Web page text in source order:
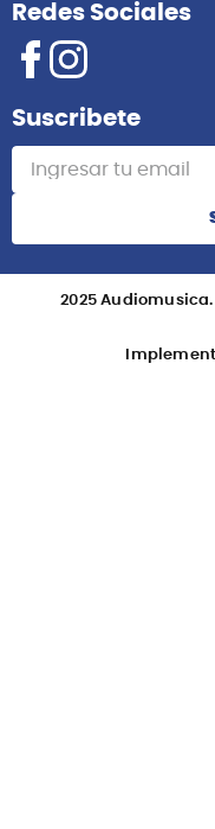
Redes Sociales
Suscribete
2025